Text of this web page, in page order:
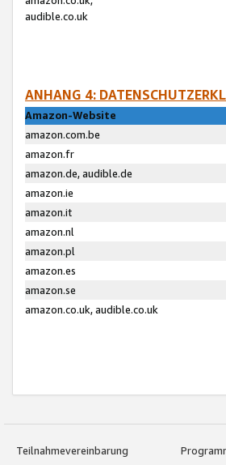
audible.co.uk
ANHANG 4:
Amazon-Website
amazon.com.be
amazon.fr
amazon.de, audible.de
amazon.ie
amazon.it
amazon.nl
amazon.pl
amazon.es
amazon.se
amazon.co.uk, audible.co.uk
Teilnahmevereinbarung